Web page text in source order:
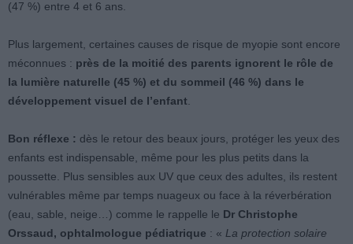
(47 %) entre 4 et 6 ans.
Plus largement, certaines causes de risque de myopie sont encore
méconnues : près de la moitié des parents ignorent le rôle de
la lumière naturelle (45 %) et du sommeil (46 %) dans le
développement visuel de l’enfant
Bon réflexe : dès le retour des beaux jours, protéger les yeux des
enfants est indispensable, même pour les plus petits dans la
poussette. Plus sensibles aux UV que ceux des adultes, ils restent
vulnérables même par temps nuageux ou face à la réverbération
(eau, sable, neige…) comme le rappelle le Dr Christophe
Orssaud, ophtalmologue pédiatrique : « La protection solaire